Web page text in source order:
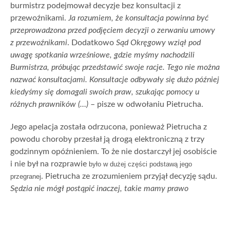
burmistrz podejmował decyzje bez konsultacji z
przewoźnikami. Ja rozumiem, że konsultacja powinna być
przeprowadzona przed podjęciem decyzji o zerwaniu umowy
z przewoźnikami. Dodatkowo Sąd Okręgowy wziął pod
uwagę spotkania wrześniowe, gdzie myśmy nachodzili
Burmistrza, próbując przedstawić swoje racje. Tego nie można
nazwać konsultacjami. Konsultacje odbywały się dużo później
kiedyśmy się domagali swoich praw, szukając pomocy u
różnych prawników (…) – pisze w odwołaniu Pietrucha.
Jego apelacja została odrzucona, ponieważ Pietrucha z
powodu choroby przesłał ją drogą elektroniczną z trzy
godzinnym opóźnieniem. To że nie dostarczył jej osobiście
i nie był na rozprawie było w dużej części podstawą jego
przegranej. Pietrucha ze zrozumieniem przyjął decyzję sądu.
Sędzia nie mógł postąpić inaczej, takie mamy prawo